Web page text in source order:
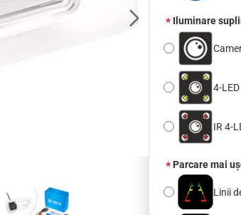
Iluminare
4-
IR 4-
Parcare mai
Linii